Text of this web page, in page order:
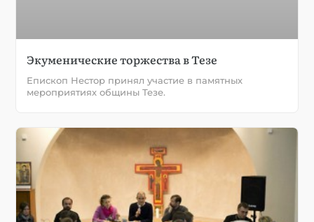
Экуменические торжества в Тезе
Епископ Нестор принял участие в памятных
мероприятиях общины Тезе.